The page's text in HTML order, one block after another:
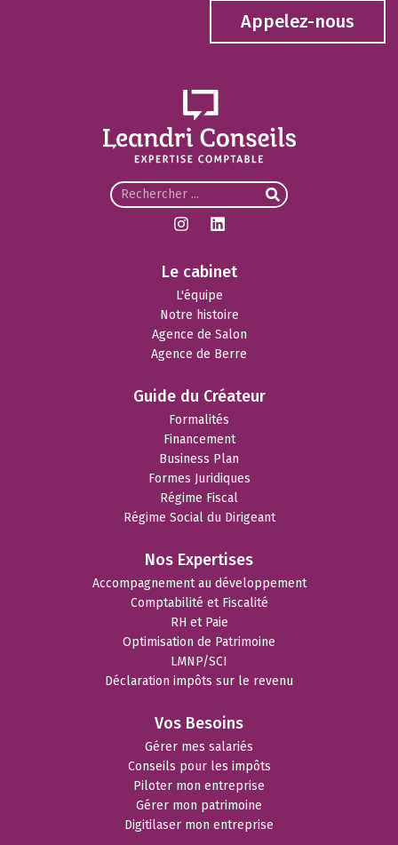
Appelez-nous
Le cabinet
L'équipe
Notre histoire
Agence de Salon
Agence de Berre
Guide du Créateur
Formalités
Financement
Business Plan
Formes Juridiques
Régime Fiscal
Régime Social du Dirigeant
Nos Expertises
Accompagnement au développement
Comptabilité et Fiscalité
RH et Paie
Optimisation de Patrimoine
LMNP/SCI
Déclaration impôts sur le revenu
Vos Besoins
Gérer mes salariés
Conseils pour les impôts
Piloter mon entreprise
Gérer mon patrimoine
Digitilaser mon entreprise